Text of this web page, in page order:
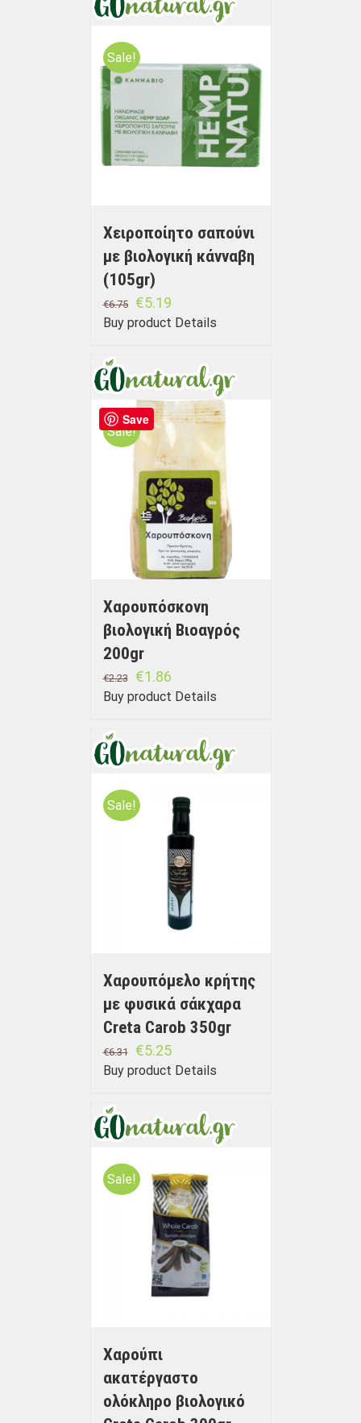
Sale!
Χειροποίητο σαπούνι
με βιολογική κάνναβη
(105gr)
€6.75 €5.19
Buy product Details
Sale!
Χαρουπόσκονη
βιολογική Βιοαγρός
200gr
€2.23 €1.86
Buy product Details
Sale!
Χαρουπόμελο κρήτης
με φυσικά σάκχαρα
Creta Carob 350gr
€6.31 €5.25
Buy product Details
Sale!
Χαρούπι
ακατέργαστο
ολόκληρο βιολογικό
Save